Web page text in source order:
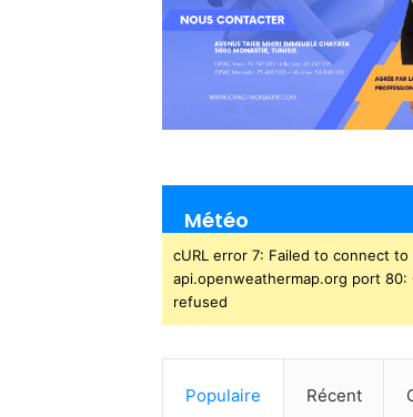
Météo
cURL error 7: Failed to connect to
api.openweathermap.org port 80:
refused
Populaire Récent